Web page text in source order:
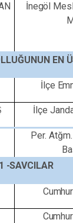
İnegöl
EN
İlçe
İlçe
Per.
-SAVCILAR